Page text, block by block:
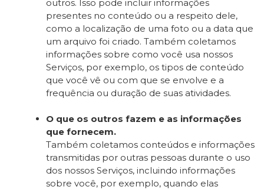
outros. Isso pode incluir informações
presentes no conteúdo ou a respeito dele,
como a localização de uma foto ou a data que
um arquivo foi criado. Também coletamos
informações sobre como você usa nossos
Serviços, por exemplo, os tipos de conteúdo
que você vê ou com que se envolve e a
frequência ou duração de suas atividades.
O que os outros fazem e as informações
que fornecem.
Também coletamos conteúdos e informações
transmitidas por outras pessoas durante o uso
dos nossos Serviços, incluindo informações
sobre você, por exemplo, quando elas